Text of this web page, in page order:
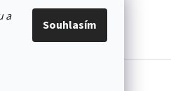
a
Souhlasím